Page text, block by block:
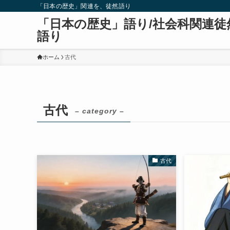
「日本の歴史」関連を、徒然語り
「日本の歴史」語り/社会科関連徒
語り
ホーム 古代
古代 – category –
古代